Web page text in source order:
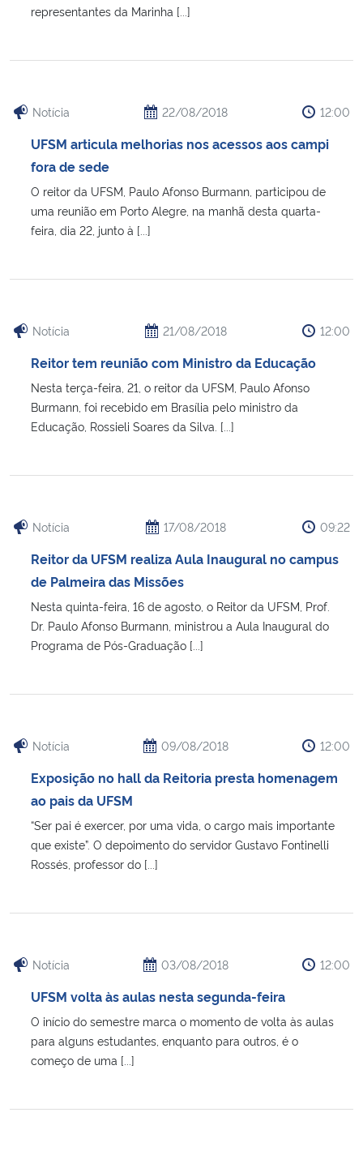
representantes da Marinha [...]
Notícia 22/08/2018 12:00
UFSM articula melhorias nos acessos aos campi
fora de sede
O reitor da UFSM, Paulo Afonso Burmann, participou de
uma reunião em Porto Alegre, na manhã desta quarta-
feira, dia 22, junto à [...]
Notícia 21/08/2018 12:00
Reitor tem reunião com Ministro da Educação
Nesta terça-feira, 21, o reitor da UFSM, Paulo Afonso
Burmann, foi recebido em Brasília pelo ministro da
Educação, Rossieli Soares da Silva. [...]
Notícia 17/08/2018 09:22
Reitor da UFSM realiza Aula Inaugural no campus
de Palmeira das Missões
Nesta quinta-feira, 16 de agosto, o Reitor da UFSM, Prof.
Dr. Paulo Afonso Burmann, ministrou a Aula Inaugural do
Programa de Pós-Graduação [...]
Notícia 09/08/2018 12:00
Exposição no hall da Reitoria presta homenagem
ao pais da UFSM
“Ser pai é exercer, por uma vida, o cargo mais importante
que existe”. O depoimento do servidor Gustavo Fontinelli
Rossés, professor do [...]
Notícia 03/08/2018 12:00
UFSM volta às aulas nesta segunda-feira
O início do semestre marca o momento de volta às aulas
para alguns estudantes, enquanto para outros, é o
começo de uma [...]